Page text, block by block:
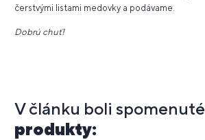
čerstvými listami medovky a podávame.
Dobrú chuť!
V článku boli spomenuté
produkty: